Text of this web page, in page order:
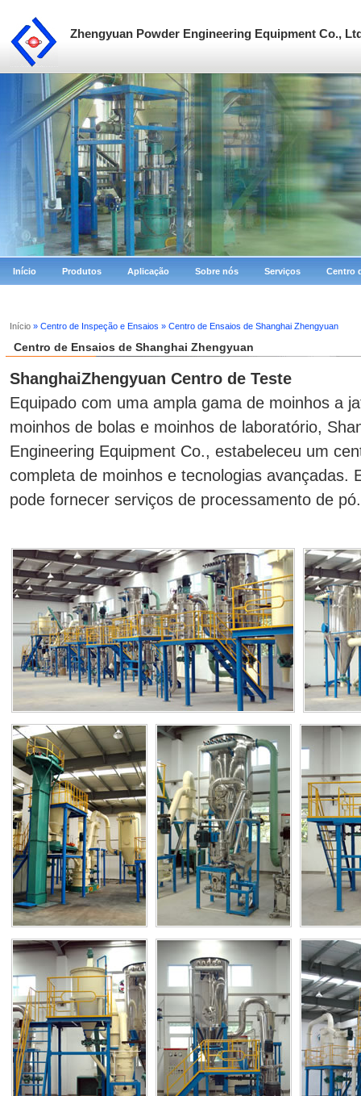
Zhengyuan Powder Engineering Equipment Co.,
Início Produtos Aplicação Sobre nós Serviços Centro
Início » Centro de Inspeção e Ensaios » Centro de Ensaios de Shanghai Zhengyuan
Centro de Ensaios de Shanghai Zhengyuan
ShanghaiZhengyuan Centro de Teste
Equipado com uma ampla gama de moinhos a
moinhos de bolas e moinhos de laboratório,
Engineering Equipment Co., estabeleceu um
completa de moinhos e tecnologias avançadas.
pode fornecer serviços de processamento de pó.